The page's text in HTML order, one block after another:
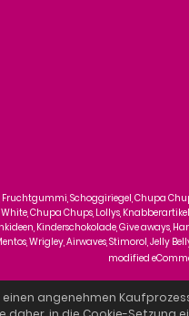
Schoggiriegel, Chupa
Chupa Chups, Lollys,
Kinderschokolade, Give aways,
Wrigley, Airwaves, Stimorol, Jelly
modified
angenehmen